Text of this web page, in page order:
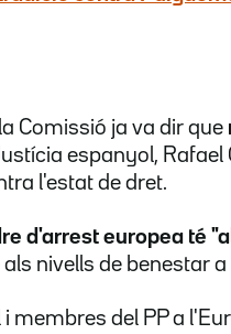
Comissió ja va dir que
espanyol, Rafael
l'estat de dret.
d'arrest europea té
nivells de benestar a
i membres del PP a